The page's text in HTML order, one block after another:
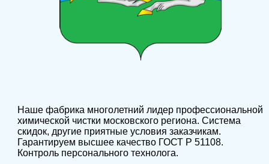
Наше фабрика многолетний лидер профессиональной
химической чистки московского региона. Система
скидок, другие приятные условия заказчикам.
Гарантируем высшее качество ГОСТ Р 51108.
Контроль персонального технолога.